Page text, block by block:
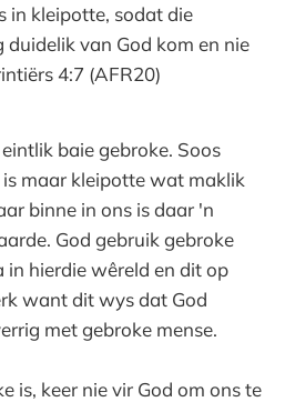
in kleipotte, sodat die
van God kom en nie
4:7 (AFR20)
baie gebroke. Soos
is maar kleipotte wat maklik
binne in ons is daar 'n
God gebruik gebroke
in hierdie wêreld en dit op
want dit wys dat God
met gebroke mense.
is, keer nie vir God om ons te